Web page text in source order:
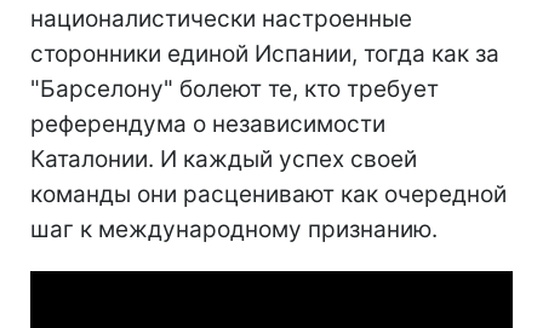
националистически настроенные
сторонники единой Испании, тогда как за
"Барселону" болеют те, кто требует
референдума о независимости
Каталонии. И каждый успех своей
команды они расценивают как очередной
шаг к международному признанию.